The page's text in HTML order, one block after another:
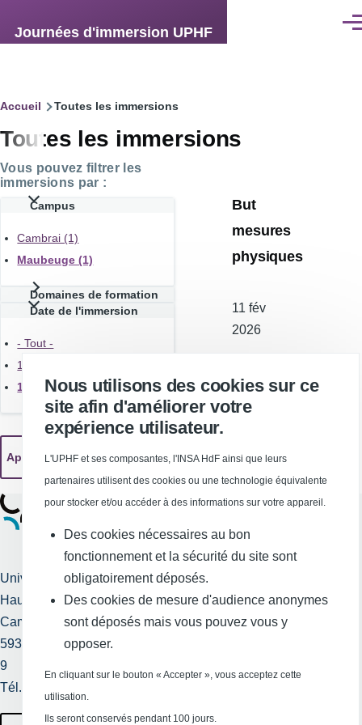
Journées d'immersion UPHF
Fil
d'Ariane
Accueil Toutes les immersions
Toutes les immersions
Vous pouvez filtrer les
immersions par :
Campus
Cambrai (1)
Maubeuge (1)
Domaines de formation
Date de l'immersion
- Tout -
16 février 2026 (2)
11 février 2026 (1)
But
mesures
physiques
Date
de
11 fév
2026
11H45
Université Polytechnique
Hauts-de-France
Campus Mont Houy
59313 Valenciennes cedex
9
Tél. : 03 27 51 12 34
Services publics +
Nous utilisons des cookies sur ce
site afin d'améliorer votre
expérience utilisateur.
L'UPHF et ses composantes, l'INSA HdF ainsi que leurs
partenaires utilisent des cookies ou une technologie équivalente
pour stocker et/ou accéder à des informations sur votre appareil.
Des cookies nécessaires au bon
fonctionnement et la sécurité du site sont
obligatoirement déposés.
Des cookies de mesure d'audience anonymes
sont déposés mais vous pouvez vous y
opposer.
En cliquant sur le bouton « Accepter », vous acceptez cette
utilisation.
Ils seront conservés pendant 100 jours.